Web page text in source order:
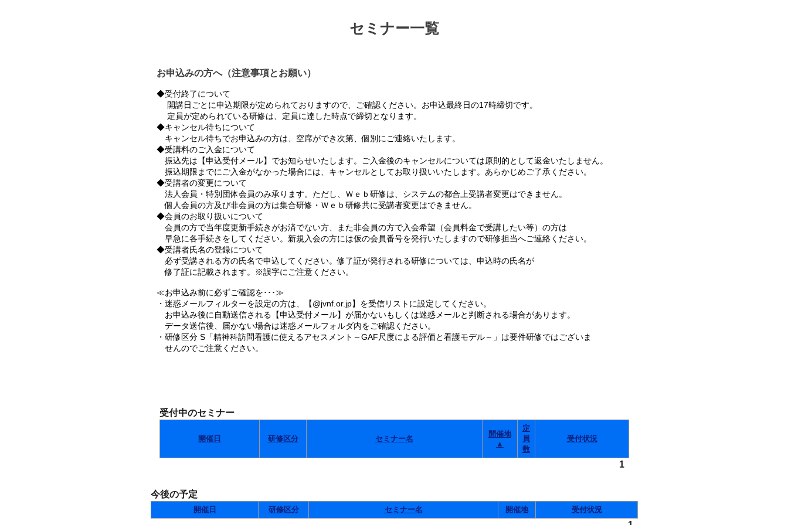
セミナー一覧
お申込みの方へ（注意事項とお願い）
◆受付終了について
開講日ごとに申込期限が定められておりますので、ご確認ください。お申込最終日の17時締切です。
定員が定められている研修は、定員に達した時点で締切となります。
◆キャンセル待ちについて
キャンセル待ちでお申込みの方は、空席ができ次第、個別にご連絡いたします。
◆受講料のご入金について
振込先は【申込受付メール】でお知らせいたします。ご入金後のキャンセルについては原則的として返金いたしません。
振込期限までにご入金がなかった場合には、キャンセルとしてお取り扱いいたします。あらかじめご了承ください。
◆受講者の変更について
法人会員・特別団体会員のみ承ります。ただし、Ｗｅｂ研修は、システムの都合上受講者変更はできません。
個人会員の方及び非会員の方は集合研修・Ｗｅｂ研修共に受講者変更はできません。
◆会員のお取り扱いについて
会員の方で当年度更新手続きがお済でない方、また非会員の方で入会希望（会員料金で受講したい等）の方は
早急に各手続きをしてください。新規入会の方には仮の会員番号を発行いたしますので研修担当へご連絡ください。
◆受講者氏名の登録について
必ず受講される方の氏名で申込してください。修了証が発行される研修については、申込時の氏名が
修了証に記載されます。※誤字にご注意ください。
≪お申込み前に必ずご確認を･･･≫
・迷惑メールフィルターを設定の方は、【@jvnf.or.jp】を受信リストに設定してください。
お申込み後に自動送信される【申込受付メール】が届かないもしくは迷惑メールと判断される場合があります。
データ送信後、届かない場合は迷惑メールフォルダ内をご確認ください。
・研修区分 S「精神科訪問看護に使えるアセスメント～GAF尺度による評価と看護モデル～」は要件研修ではございま
せんのでご注意ください。
受付中のセミナー
開催日 研修区分 セミナー名
開催地
▲
定
員
数
受付状況
1
今後の予定
開催日 研修区分 セミナー名 開催地 受付状況